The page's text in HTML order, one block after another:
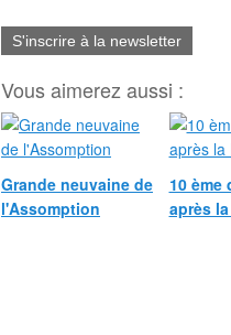
S'inscrire à la newsletter
Vous aimerez aussi :
Grande neuvaine de
l'Assomption
10 ème
après